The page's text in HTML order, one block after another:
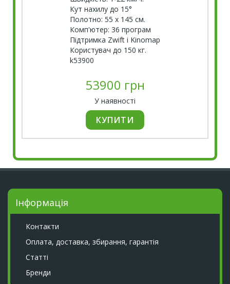
Кут нахилу до 15°
Полотно: 55 х 145 см.
Комп'ютер: 36 програм
Підтримка Zwift і Kinomap
Користувач до 150 кг.
k53900
53900 грн
У наявності
Інформація
Контакти
Оплата, доставка, збирання, гарантія
Статті
Бренди